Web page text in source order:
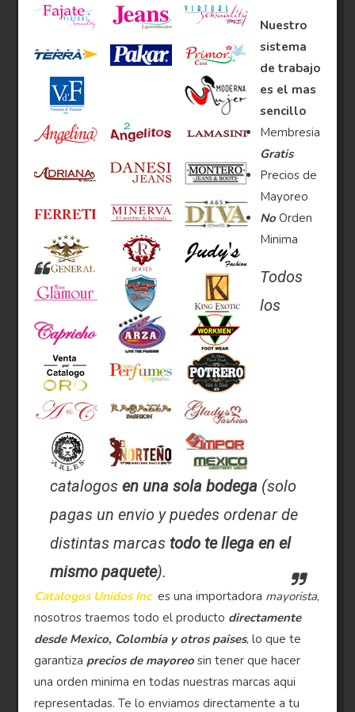
Nuestro
sistema
de trabajo
es el mas
sencillo
Membresia
Gratis
Precios de
Mayoreo
No Orden
Minima
Todos
los
catalogosen una sola bodega (solo
pagas un envio y puedes ordenar de
distintas marcas todo te llega en el
mismo paquete).
Catalogos Unidos Inc es una importadora mayorista,
nosotros traemos todo el producto directamente
desde Mexico, Colombia y otros paises, lo que te
garantiza precios de mayoreo sin tener que hacer
una orden minima en todas nuestras marcas aqui
representadas. Te lo enviamos directamente a tu